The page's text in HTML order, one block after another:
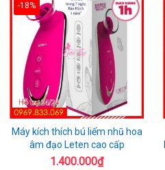
-18%
Máy kích thích bú liếm nhũ hoa
âm đạo Leten cao cấp
1.400.000₫